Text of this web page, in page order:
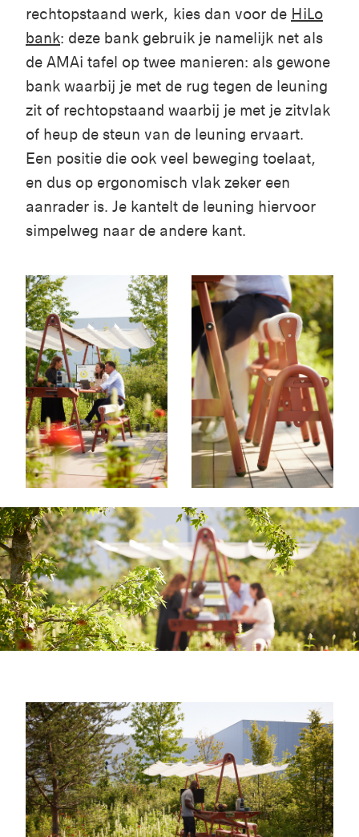
rechtopstaand werk, kies dan voor de HiLo
bank: deze bank gebruik je namelijk net als
de AMAi tafel op twee manieren: als gewone
bank waarbij je met de rug tegen de leuning
zit of rechtopstaand waarbij je met je zitvlak
of heup de steun van de leuning ervaart.
Een positie die ook veel beweging toelaat,
en dus op ergonomisch vlak zeker een
aanrader is. Je kantelt de leuning hiervoor
simpelweg naar de andere kant.